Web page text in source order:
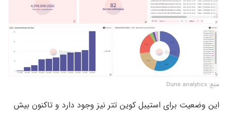
منبع: Dune analytics
این وضعیت برای استیبل کوین تتر نیز وجود دارد و تاکنون بیش